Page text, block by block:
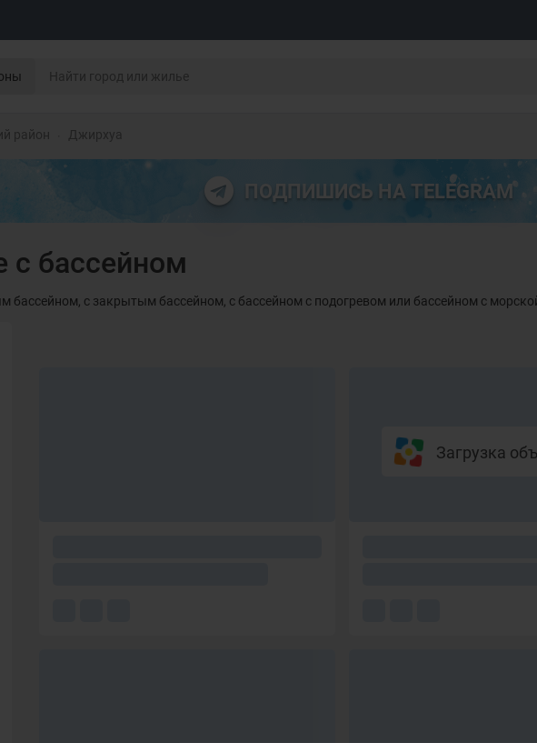
район Джирхуа
ПОДПИШИСЬ НА TELEGRAM
бассейном
с закрытым бассейном, с бассейном с подогревом или бассейном с
Загрузка